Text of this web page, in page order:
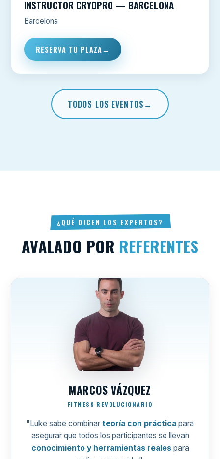
INSTRUCTOR CRYOPRO — BARCELONA
Barcelona
RESERVA TU PLAZA
TODOS LOS EVENTOS
¿QUÉ DICEN LOS EXPERTOS?
AVALADO POR REFERENTES
MARCOS VÁZQUEZ
FITNESS REVOLUCIONARIO
"Luke sabe combinar teoría con práctica para
asegurar que todos los participantes se llevan
conocimiento y herramientas realespara